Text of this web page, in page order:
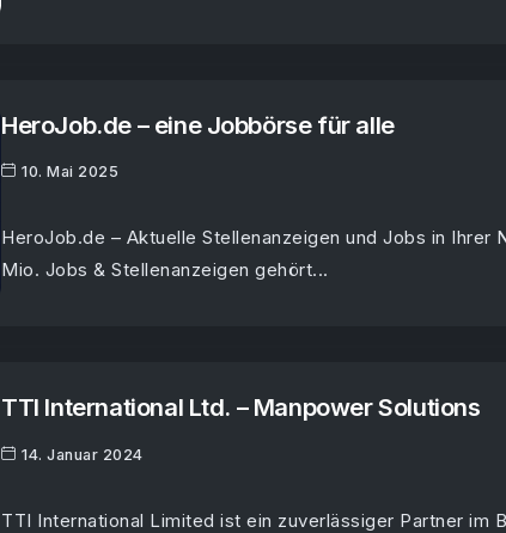
HeroJob.de – eine Jobbörse für alle
10. Mai 2025
HeroJob.de – Aktuelle Stellenanzeigen und Jobs in Ihrer
Mio. Jobs & Stellenanzeigen gehört...
TTI International Ltd. – Manpower Solutions
14. Januar 2024
TTI International Limited ist ein zuverlässiger Partner im